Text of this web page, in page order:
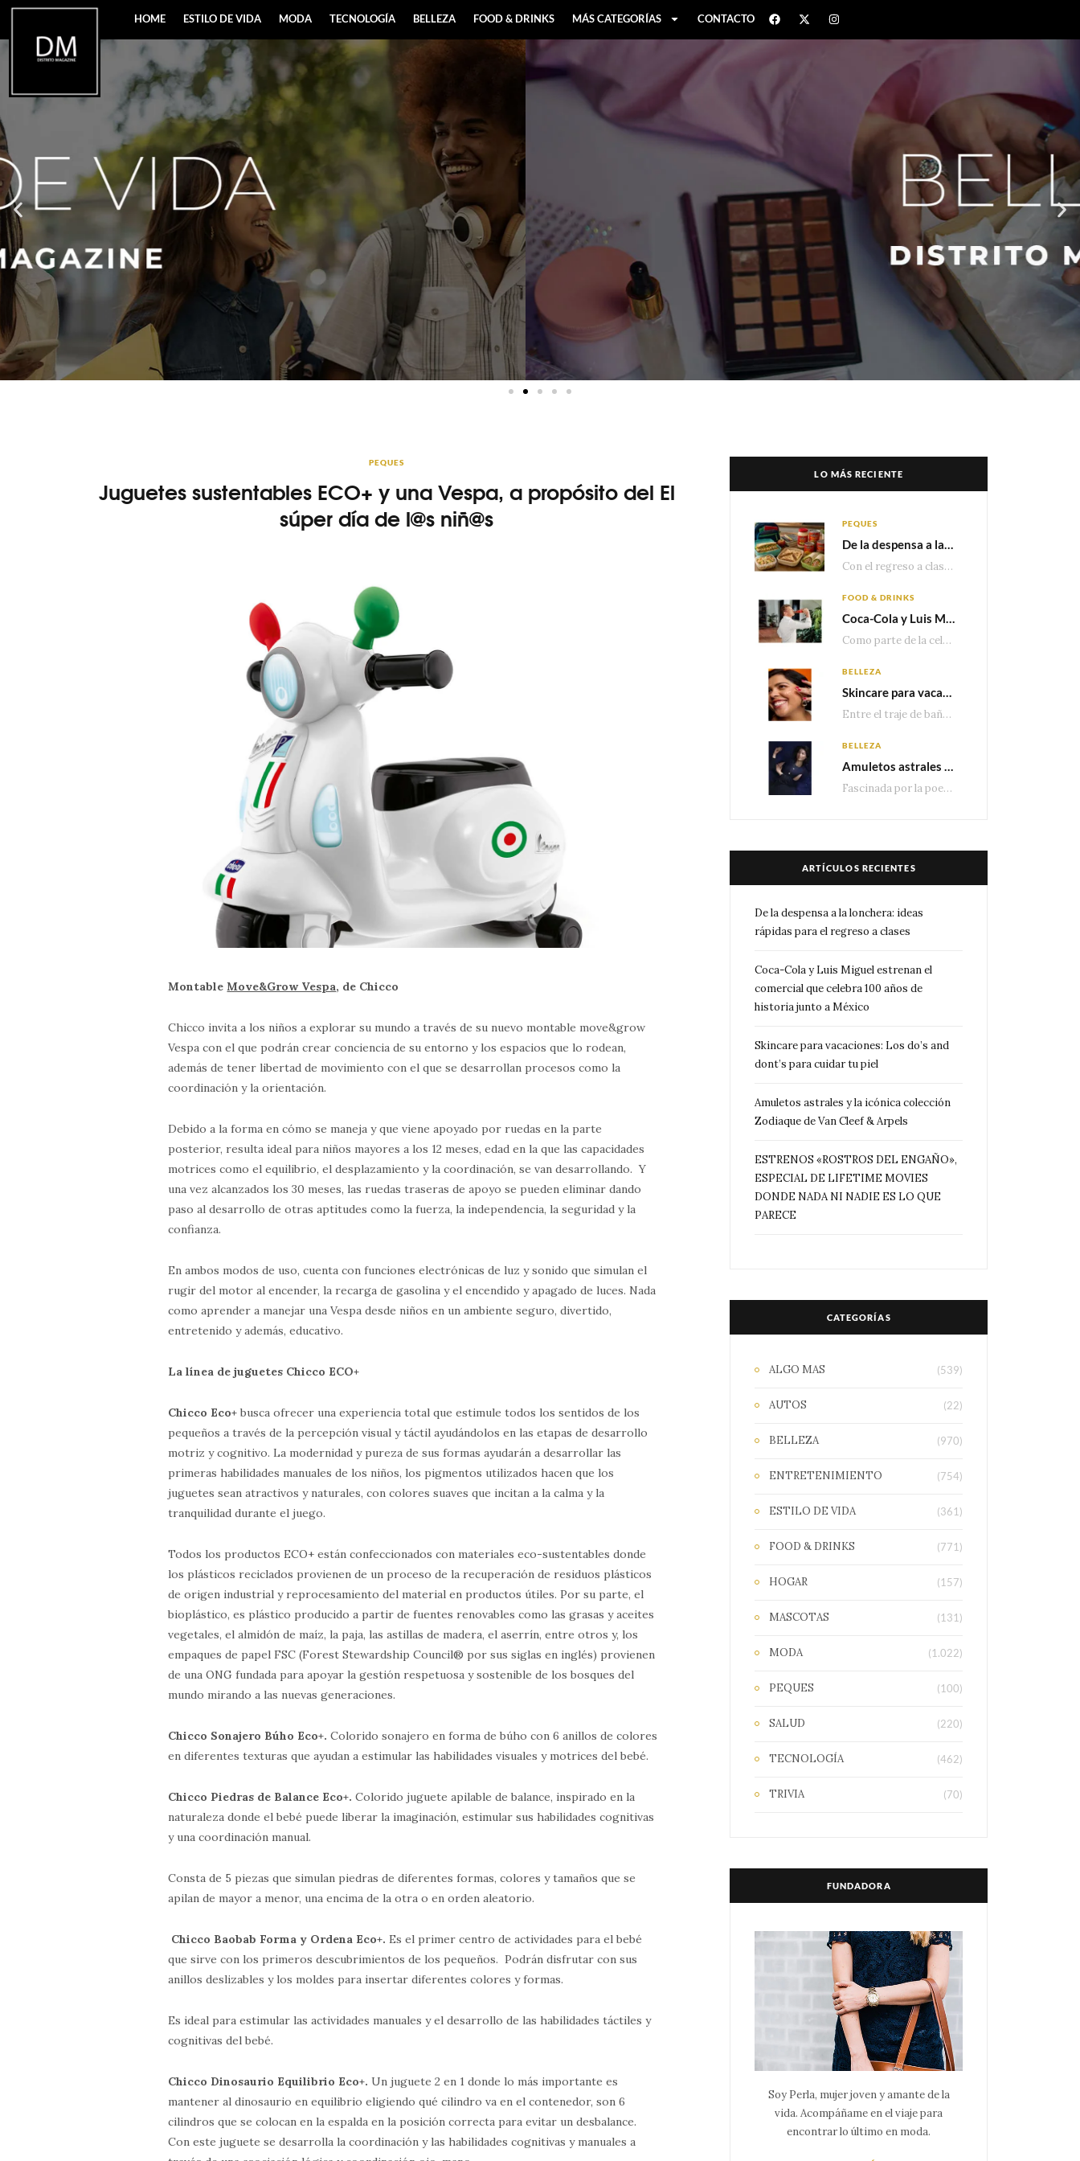
HOME ESTILO DE VIDA MODA TECNOLOGÍA BELLEZA FOOD & DRINKS MÁS CATEGORÍAS CONTACTO
PEQUES
Juguetes sustentables ECO+ y una Vespa, a propósito del El
súper día de l@s niñ@s
MontableMove&Grow Vespa, de Chicco
Chicco invita a los niños a explorar su mundo a través de su nuevo montable move&grow
Vespa con el que podrán crear conciencia de su entorno y los espacios que lo rodean,
además de tener libertad de movimiento con el que se desarrollan procesos como la
coordinación y la orientación.
Debido a la forma en cómo se maneja y que viene apoyado por ruedas en la parte
posterior, resulta ideal para niños mayores a los 12 meses, edad en la que las capacidades
motrices como el equilibrio, el desplazamiento y la coordinación, se van desarrollando. Y
una vez alcanzados los 30 meses, las ruedas traseras de apoyo se pueden eliminar dando
paso al desarrollo de otras aptitudes como la fuerza, la independencia, la seguridad y la
confianza.
En ambos modos de uso, cuenta con funciones electrónicas de luz y sonido que simulan el
rugir del motor al encender, la recarga de gasolina y el encendido y apagado de luces. Nada
como aprender a manejar una Vespa desde niños en un ambiente seguro, divertido,
entretenido y además, educativo.
La línea de juguetes Chicco ECO+
Chicco Eco+ busca ofrecer una experiencia total que estimule todos los sentidos de los
pequeños a través de la percepción visual y táctil ayudándolos en las etapas de desarrollo
motriz y cognitivo. La modernidad y pureza de sus formas ayudarán a desarrollar las
primeras habilidades manuales de los niños, los pigmentos utilizados hacen que los
juguetes sean atractivos y naturales, con colores suaves que incitan a la calma y la
tranquilidad durante el juego.
Todos los productos ECO+ están confeccionados con materiales eco-sustentables donde
los plásticos reciclados provienen de un proceso de la recuperación de residuos plásticos
de origen industrial y reprocesamiento del material en productos útiles. Por su parte, el
bioplástico, es plástico producido a partir de fuentes renovables como las grasas y aceites
vegetales, el almidón de maíz, la paja, las astillas de madera, el aserrín, entre otros y, los
empaques de papel FSC (Forest Stewardship Council® por sus siglas en inglés) provienen
de una ONG fundada para apoyar la gestión respetuosa y sostenible de los bosques del
mundo mirando a las nuevas generaciones.
Chicco Sonajero Búho Eco+. Colorido sonajero en forma de búho con 6 anillos de colores
en diferentes texturas que ayudan a estimular las habilidades visuales y motrices del bebé.
Chicco Piedras de Balance Eco+. Colorido juguete apilable de balance, inspirado en la
naturaleza donde el bebé puede liberar la imaginación, estimular sus habilidades cognitivas
y una coordinación manual.
Consta de 5 piezas que simulan piedras de diferentes formas, colores y tamaños que se
apilan de mayor a menor, una encima de la otra o en orden aleatorio.
Chicco Baobab Forma y Ordena Eco+. Es el primer centro de actividades para el bebé
que sirve con los primeros descubrimientos de los pequeños. Podrán disfrutar con sus
anillos deslizables y los moldes para insertar diferentes colores y formas.
Es ideal para estimular las actividades manuales y el desarrollo de las habilidades táctiles y
cognitivas del bebé.
Chicco Dinosaurio Equilibrio Eco+. Un juguete 2 en 1 donde lo más importante es
mantener al dinosaurio en equilibrio eligiendo qué cilindro va en el contenedor, son 6
cilindros que se colocan en la espalda en la posición correcta para evitar un desbalance.
Con este juguete se desarrolla la coordinación y las habilidades cognitivas y manuales a
LO MÁS RECIENTE
PEQUES
De la despensa a la lonchera: ideas rápidas para el regreso a clases
Con el regreso a clases cada vez más cerca, las familias comienzan a reorganizar horarios,…
FOOD & DRINKS
Coca-Cola y Luis Miguel estrenan el comercial que celebra 100 años de historia junto a México
Como parte de la celebración por sus primeros 100 años enMéxico, Coca-Cola presenta hoy el…
BELLEZA
Skincare para vacaciones: Los do’s and dont’s para cuidar tu piel
Entre el traje de baño, las sandalias, los lentes de sol y los looks que…
BELLEZA
Amuletos astrales y la icónica colección Zodiaque de Van Cleef & Arpels
Fascinada por la poesía de las estrellas, la Maison Van Cleef & Arpels celebra la llegada de las…
ARTÍCULOS RECIENTES
De la despensa a la lonchera: ideas
rápidas para el regreso a clases
Coca-Cola y Luis Miguel estrenan el
comercial que celebra 100 años de
historia junto a México
Skincare para vacaciones: Los do’s and
dont’s para cuidar tu piel
Amuletos astrales y la icónica colección
Zodiaque de Van Cleef & Arpels
ESTRENOS «ROSTROS DEL ENGAÑO»,
ESPECIAL DE LIFETIME MOVIES
DONDE NADA NI NADIE ES LO QUE
PARECE
CATEGORÍAS
ALGO MAS (539)
AUTOS (22)
BELLEZA (970)
ENTRETENIMIENTO (754)
ESTILO DE VIDA (361)
FOOD & DRINKS (771)
HOGAR (157)
MASCOTAS (131)
MODA (1.022)
PEQUES (100)
SALUD (220)
TECNOLOGÍA (462)
TRIVIA (70)
FUNDADORA
Soy Perla, mujer joven y amante de la
vida. Acompáñame en el viaje para
encontrar lo último en moda.